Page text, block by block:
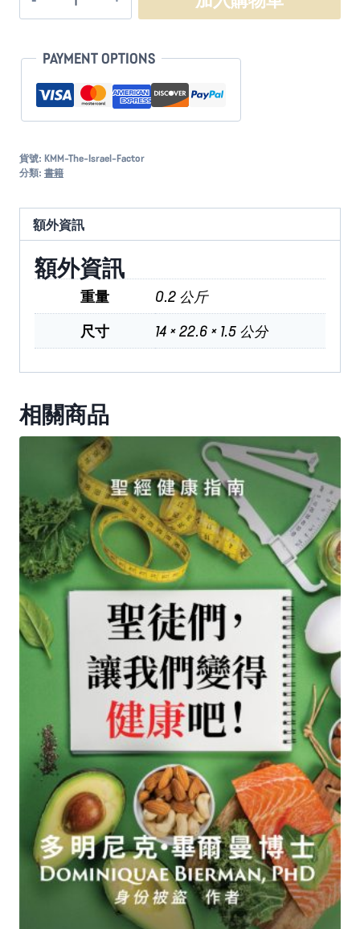
PAYMENT OPTIONS
貨號: KMM-The-Israel-Factor
分類: 書籍
額外資訊
額外資訊
重量 0.2 公斤
尺寸 14 × 22.6 × 1.5 公分
相關商品